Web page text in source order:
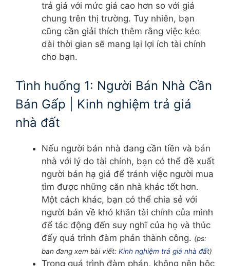
trả giá với mức giá cao hơn so với giá
chung trên thị trường. Tuy nhiên, bạn
cũng cần giải thích thêm rằng việc kéo
dài thời gian sẽ mang lại lợi ích tài chính
cho bạn.
Tình huống 1: Người Bán Nhà Cần
Bán Gấp | Kinh nghiệm trả giá
nhà đất
Nếu người bán nhà đang cần tiền và bán
nhà với lý do tài chính, bạn có thể đề xuất
người bán hạ giá để tránh việc người mua
tìm được những căn nhà khác tốt hơn.
Một cách khác, bạn có thể chia sẻ với
người bán về khó khăn tài chính của mình
để tác động đến suy nghĩ của họ và thúc
đẩy quá trình đàm phán thành công. (ps:
ban đang xem bài viết: Kinh nghiệm trả giá nhà đất)
Trong quá trình đàm phán, không nên bộc